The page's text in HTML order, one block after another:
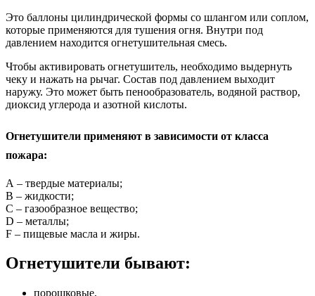
Это баллоны цилиндрической формы со шлангом или соплом,
которые применяются для тушения огня. Внутри под
давлением находится огнетушительная смесь.
Чтобы активировать огнетушитель, необходимо выдернуть
чеку и нажать на рычаг. Состав под давлением выходит
наружу. Это может быть пенообразователь, водяной раствор,
диоксид углерода и азотной кислоты.
Огнетушители применяют в зависимости от класса
пожара:
А – твердые материалы;
В – жидкости;
С – газообразное вещество;
D – металлы;
F – пищевые масла и жиры.
Огнетушители бывают:
порошковые,